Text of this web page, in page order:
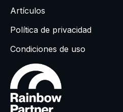
Artículos
Política de privacidad
Condiciones de uso